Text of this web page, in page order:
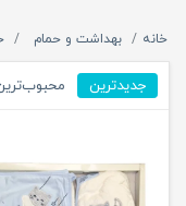
خانه بهداشت و حمام
جدیدترین